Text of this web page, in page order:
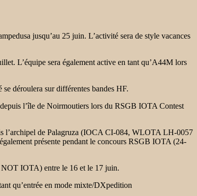
jusqu’au 25 juin. L’activité sera de style vacances
L’équipe sera également active en tant qu’A44M lors
déroulera sur différentes bandes HF.
l’île de Noirmoutiers lors du RSGB IOTA Contest
l’archipel de Palagruza (IOCA CI-084, WLOTA LH-0057
présente pendant le concours RSGB IOTA (24-
IOTA) entre le 16 et le 17 juin.
qu’entrée en mode mixte/DXpedition